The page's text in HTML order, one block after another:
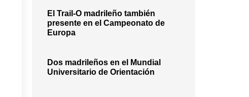
El Trail-O madrileño también
presente en el Campeonato de
Europa
Dos madrileños en el Mundial
Universitario de Orientación